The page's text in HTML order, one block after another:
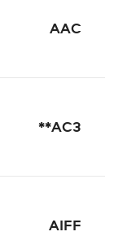
AAC
AC3**
AIFF